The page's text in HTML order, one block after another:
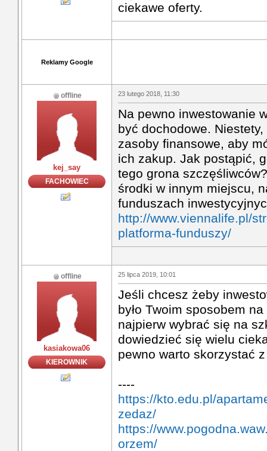
ciekawe oferty.
Reklamy Google
offline
kej_say
FACHOWIEC
23 lutego 2018, 11:30
Na pewno inwestowanie
być dochodowe.
zasoby finansowe, aby
ich zakup. Jak postąpić,
tego grona
środki w innym miejscu,
funduszach
http://www.viennalife.pl/
platforma-funduszy/
offline
kasiakowa06
KIEROWNIK
25 lipca 2019, 10:01
Jeśli chcesz żeby
było Twoim sposobem
najpierw wybrać się na
dowiedzieć się wielu
pewno warto skorzystać
----
https://kto.edu.pl/
zedaz/
https://
orzem/